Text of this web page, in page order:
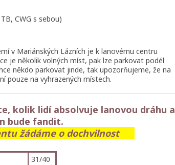
CWG s sebou)
v Mariánských Lázních je k lanovému centru
je několik volných míst, pak lze parkovat podél
někdo parkovat jinde, tak upozorňujeme, že na
pouze na vyhrazených místech.
kolik lidí absolvuje lanovou dráhu a
bude fandit.
žádáme o dochvilnost
31/40